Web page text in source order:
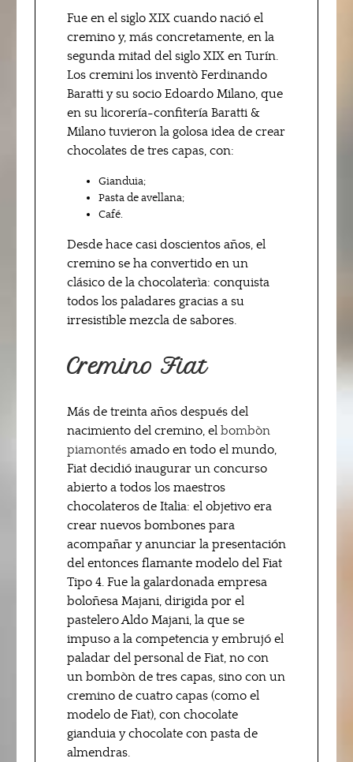
Fue en el siglo XIX cuando nació el
cremino y, más concretamente, en la
segunda mitad del siglo XIX en Turín.
Los cremini los inventò Ferdinando
Baratti y su socio Edoardo Milano, que
en su licorería-confitería Baratti &
Milano tuvieron la golosa idea de crear
chocolates de tres capas, con:
Gianduia;
Pasta de avellana;
Café.
Desde hace casi doscientos años, el
cremino se ha convertido en un
clásico de la chocolaterìa: conquista
todos los paladares gracias a su
irresistible mezcla de sabores.
Cremino Fiat
Más de treinta años después del
nacimiento del cremino, el bombòn
piamontés amado en todo el mundo,
Fiat decidió inaugurar un concurso
abierto a todos los maestros
chocolateros de Italia: el objetivo era
crear nuevos bombones para
acompañar y anunciar la presentación
del entonces flamante modelo del Fiat
Tipo 4. Fue la galardonada empresa
boloñesa Majani, dirigida por el
pastelero Aldo Majani, la que se
impuso a la competencia y embrujó el
paladar del personal de Fiat, no con
un bombòn de tres capas, sino con un
cremino de cuatro capas (como el
modelo de Fiat), con chocolate
gianduia y chocolate con pasta de
almendras.